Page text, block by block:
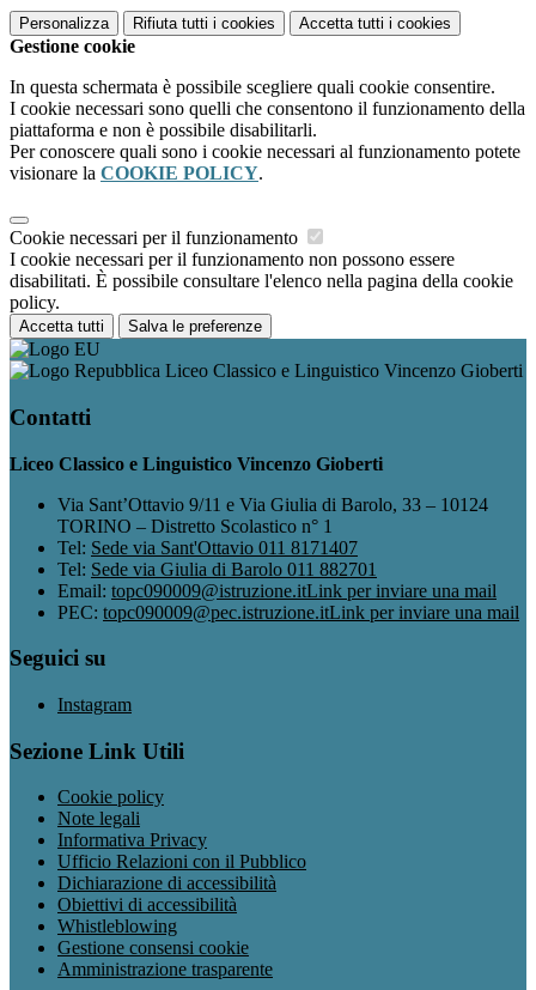
Personalizza Rifiuta tutti i cookies Accetta tutti i cookies
Gestione cookie
In questa schermata è possibile scegliere quali cookie consentire.
I cookie necessari sono quelli che consentono il funzionamento della
piattaforma e non è possibile disabilitarli.
Per conoscere quali sono i cookie necessari al funzionamento potete
visionare la COOKIE POLICY.
Cookie necessari per il funzionamento
I cookie necessari per il funzionamento non possono essere
disabilitati. È possibile consultare l'elenco nella pagina della cookie
policy.
Accetta tutti Salva le preferenze
Liceo Classico e Linguistico Vincenzo Gioberti
Contatti
Liceo Classico e Linguistico Vincenzo Gioberti
Via Sant’Ottavio 9/11 e Via Giulia di Barolo, 33 – 10124
TORINO – Distretto Scolastico n° 1
Tel: Sede via Sant'Ottavio 011 8171407
Tel: Sede via Giulia di Barolo 011 882701
Email: topc090009@istruzione.itLink per inviare una mail
PEC: topc090009@pec.istruzione.itLink per inviare una mail
Seguici su
Instagram
Sezione Link Utili
Cookie policy
Note legali
Informativa Privacy
Ufficio Relazioni con il Pubblico
Dichiarazione di accessibilità
Obiettivi di accessibilità
Whistleblowing
Gestione consensi cookie
Amministrazione trasparente